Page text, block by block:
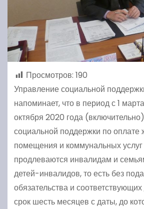
Просмотров: 190
Управление социальной
напоминает, что в период с 1
октября 2020 года
социальной поддержки по оплате
помещения и коммунальных услуг
продлеваются инвалидам и
детей-инвалидов, то есть без
обязательства и
срок шесть месяцев с даты, до